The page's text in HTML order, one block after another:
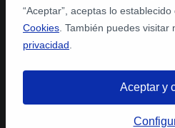
“Aceptar”, aceptas lo
Cookies . También puedes visitar
privacidad
Aceptar y